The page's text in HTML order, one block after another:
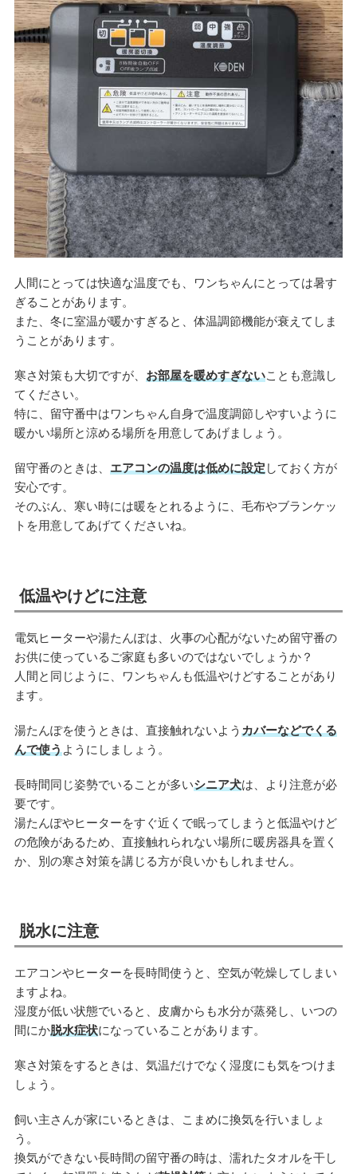
人間にとっては快適な温度でも、ワンちゃんにとっては暑す
ぎることがあります。
また、冬に室温が暖かすぎると、体温調節機能が衰えてしま
うことがあります。
寒さ対策も大切ですが、 お部屋を暖めすぎないことも意識し
てください。
特に、留守番中はワンちゃん自身で温度調節しやすいように
暖かい場所と涼める場所を用意してあげましょう。
留守番のときは、 エアコンの温度は低めに設定しておく方が
安心です。
そのぶん、寒い時には暖をとれるように、毛布やブランケッ
トを用意してあげてくださいね。
低温やけどに注意
電気ヒーターや湯たんぽは、火事の心配がないため留守番の
お供に使っているご家庭も多いのではないでしょうか？
人間と同じように、ワンちゃんも低温やけどすることがあり
ます。
湯たんぽを使うときは、直接触れないよう カバーなどでくる
んで使うようにしましょう。
長時間同じ姿勢でいることが多いシニア犬は、より注意が必
要です。
湯たんぽやヒーターをすぐ近くで眠ってしまうと低温やけど
の危険があるため、直接触れられない場所に暖房器具を置く
か、別の寒さ対策を講じる方が良いかもしれません。
脱水に注意
エアコンやヒーターを長時間使うと、空気が乾燥してしまい
ますよね。
湿度が低い状態でいると、皮膚からも水分が蒸発し、いつの
間にか脱水症状になっていることがあります。
寒さ対策をするときは、気温だけでなく湿度にも気をつけま
しょう。
飼い主さんが家にいるときは、こまめに換気を行いましょ
う。
換気ができない長時間の留守番の時は、濡れたタオルを干し